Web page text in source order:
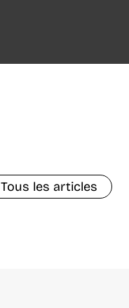
Tous les articles